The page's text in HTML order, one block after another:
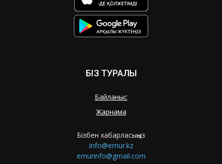
БІЗ ТУРАЛЫ
Байланыс
Жарнама
Бізбен хабарласыңыз
info@ernur.kz
ernurinfo@gmail.com